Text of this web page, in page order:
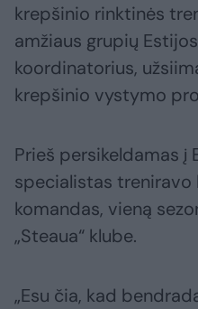
krepšinio rinktinės
amžiaus grupių
koordinatorius,
krepšinio vystymo
Prieš persikeldamas į
specialistas treniravo
komandas, vieną
„Steaua“ klube.
„Esu čia, kad